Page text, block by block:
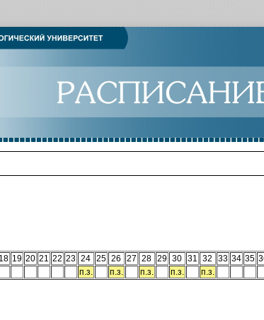
18 19 20 21 22 23 24 25 26 27 28 29 30 31 32 33 34 35
п.з.
п.з. п.з. п.з. п.з.